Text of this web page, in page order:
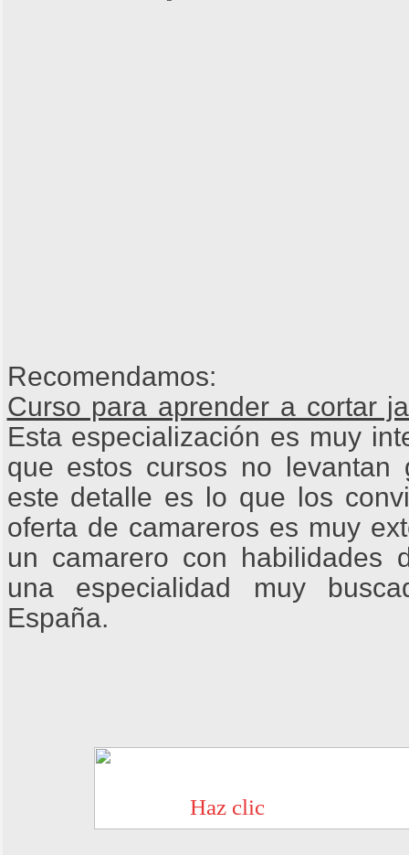
Recomendamos:
Curso para aprender a cortar
Esta especialización es muy
que estos cursos no levantan
este detalle es lo que los
oferta de camareros es muy
un camarero con habilidades
una especialidad muy
España.